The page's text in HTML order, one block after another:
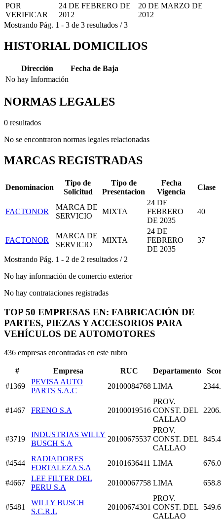
POR
VERIFICAR
24 DE FEBRERO DE
2012
20 DE MARZO DE
2012
Mostrando Pág. 1 - 3 de 3 resultados /3
HISTORIAL DOMICILIOS
Dirección
Fecha de Baja
No hay Información
NORMAS LEGALES
0 resultados
No se encontraron normas legales relacionadas
MARCAS REGISTRADAS
Denominacion
Tipo de
Solicitud
Tipo de
Presentacion
Fecha
Vigencia
Clase
FACTONOR
MARCA DE
SERVICIO
MIXTA
24 DE
FEBRERO
DE 2035
40
FACTONOR
MARCA DE
SERVICIO
MIXTA
24 DE
FEBRERO
DE 2035
37
Mostrando Pág. 1 - 2 de 2 resultados / 2
No hay información de comercio exterior
No hay contrataciones registradas
TOP 50 EMPRESAS EN: FABRICACIÓN DE
PARTES, PIEZAS Y ACCESORIOS PARA
VEHÍCULOS DE AUTOMOTORES
436 empresas encontradas en este rubro
# Empresa RUC Departamento
#1369
PEVISA AUTO
PARTS S.A.C
20100084768 LIMA
#1467 FRENO S.A 20100019516
PROV.
CONST. DEL
CALLAO
#3719
INDUSTRIAS WILLY
BUSCH S.A
20100675537
PROV.
CONST. DEL
CALLAO
#4544
RADIADORES
FORTALEZA S.A
20101636411 LIMA
#4667
LEE FILTER DEL
PERU S.A
20100067758 LIMA
#5481
WILLY BUSCH
S.C.R.L
20100674301
PROV.
CONST. DEL
CALLAO